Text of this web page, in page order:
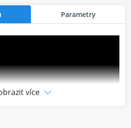
Parametry
více